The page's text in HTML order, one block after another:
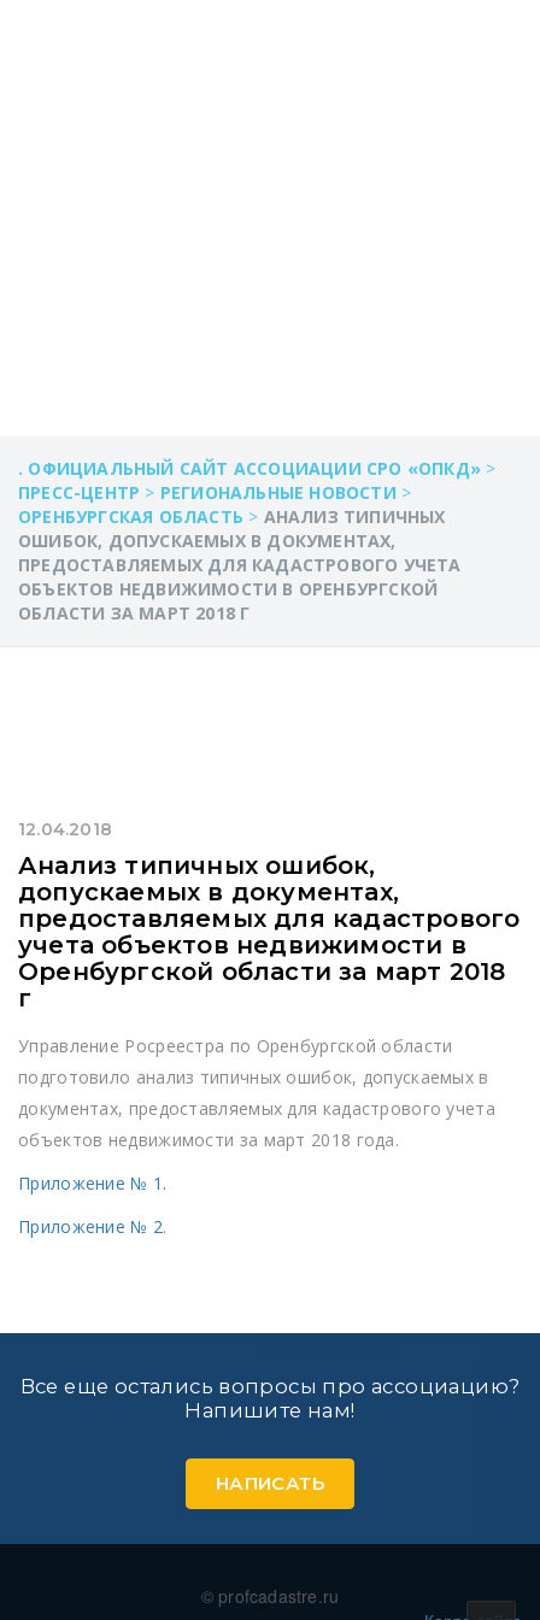
. ОФИЦИАЛЬНЫЙ САЙТ АССОЦИАЦИИ СРО «ОПКД» >
ПРЕСС-ЦЕНТР > РЕГИОНАЛЬНЫЕ НОВОСТИ >
ОРЕНБУРГСКАЯ ОБЛАСТЬ > АНАЛИЗ ТИПИЧНЫХ
ОШИБОК, ДОПУСКАЕМЫХ В ДОКУМЕНТАХ,
ПРЕДОСТАВЛЯЕМЫХ ДЛЯ КАДАСТРОВОГО УЧЕТА
ОБЪЕКТОВ НЕДВИЖИМОСТИ В ОРЕНБУРГСКОЙ
ОБЛАСТИ ЗА МАРТ 2018 Г
12.04.2018
Анализ типичных ошибок,
допускаемых в документах,
предоставляемых для кадастрового
учета объектов недвижимости в
Оренбургской области за март 2018
г
Управление Росреестра по Оренбургской области
подготовило анализ типичных ошибок, допускаемых в
документах, предоставляемых для кадастрового учета
объектов недвижимости за март 2018 года.
Приложение № 1.
Приложение № 2.
Все еще остались вопросы про ассоциацию?
Напишите нам!
НАПИСАТЬ
© profcadastre.ru